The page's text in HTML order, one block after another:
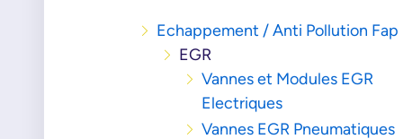
Echappement / Anti Pollution Fap
EGR
Vannes et Modules EGR
Electriques
Vannes EGR Pneumatiques